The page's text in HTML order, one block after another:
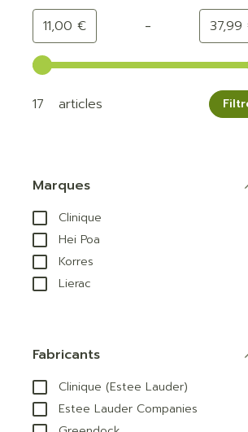
Valeur minimale
11,00 € - Valeur
Utilisez les touches fléchées
17 articles
Marques
Clinique
Hei Poa
Korres
Lierac
Fabricants
Clinique (Estee Lauder)
Estee Lauder Companies